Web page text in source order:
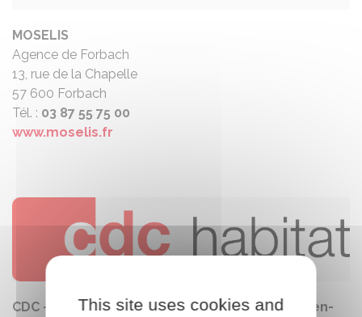
MOSELIS
Agence de Forbach
13, rue de la Chapelle
57 600 Forbach
Tél. : 03 87 55 75 00
www.moselis.fr
CDC – Habitat Sainte-Barbe | Agence de Behren-
This site uses cookies and